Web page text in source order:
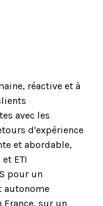
réactive et à
avec les
d'expérience
et abordable,
ETI
pour un
autonome
France, sur un